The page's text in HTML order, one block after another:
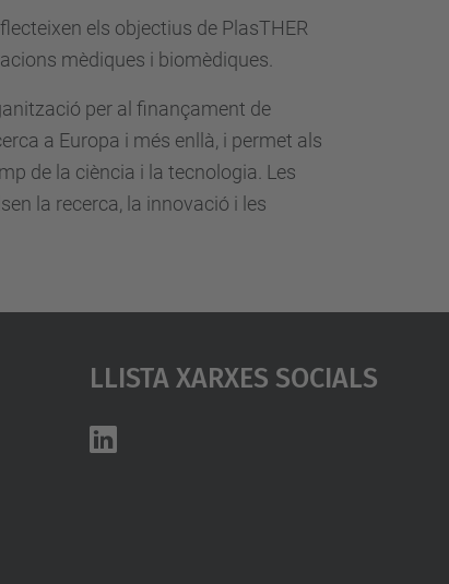
els objectius de PlasTHER
mèdiques i biomèdiques.
per al finançament de
a Europa i més enllà, i permet als
de la ciència i la tecnologia. Les
la recerca, la innovació i les
Llista Xarxes Socials